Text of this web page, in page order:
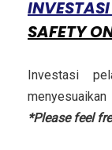
INVESTASI
SAFETY
Investasi
*Please feel